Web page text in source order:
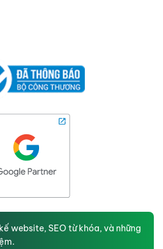
website, SEO từ khóa, và những